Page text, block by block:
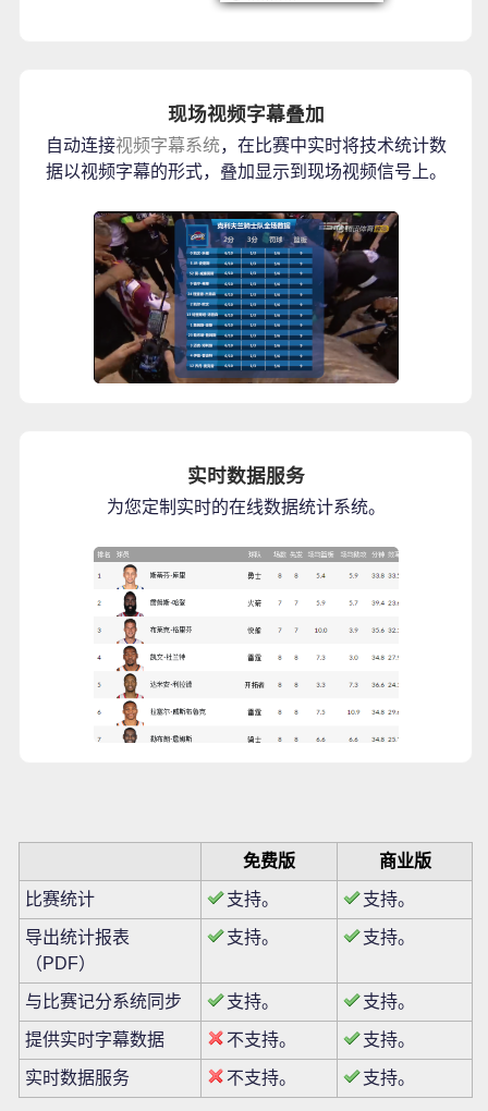
现场视频字幕叠加
自动连接视频字幕系统，在比赛中实时将技术统计数
据以视频字幕的形式，叠加显示到现场视频信号上。
实时数据服务
为您定制实时的在线数据统计系统。
免费版 商业版
比赛统计 支持。 支持。
导出统计报表
（PDF）
支持。 支持。
与比赛记分系统同步 支持。 支持。
提供实时字幕数据 不支持。 支持。
实时数据服务 不支持。 支持。